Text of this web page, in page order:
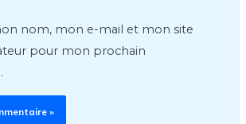
nom, mon e-mail et mon site
pour mon prochain